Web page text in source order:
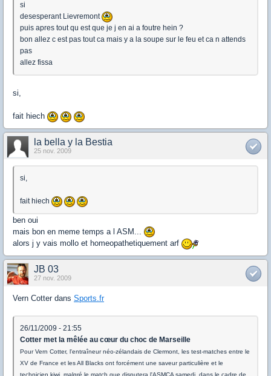
si
desesperant Lievremont
puis apres tout qu est que je j en ai a foutre hein ?
bon allez c est pas tout ca mais y a la soupe sur le feu et ca n attends
pas
allez fissa
si,
fait hiech
la bella y la Bestia
25 nov. 2009
si,
fait hiech
ben oui
mais bon en meme temps a l ASM...
alors j y vais mollo et homeopathetiquement arf
JB 03
27 nov. 2009
Vern Cotter dans Sports.fr
26/11/2009 - 21:55
Cotter met la mêlée au cœur du choc de Marseille
Pour Vern Cotter, l'entraîneur néo-zélandais de Clermont, les test-matches entre le
XV de France et les All Blacks ont forcément une saveur particulière et le
technicien kiwi, malgré le match que disputera l'ASMCA samedi, dans le cadre de